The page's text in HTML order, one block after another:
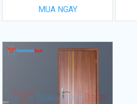
MUA NGAY